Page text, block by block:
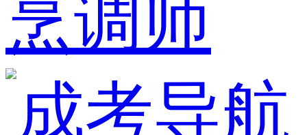
烹调师